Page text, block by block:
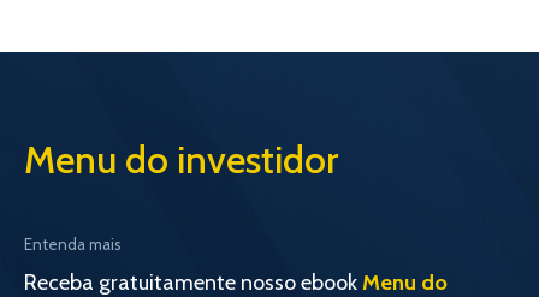
Menu do investidor
Entenda mais
Receba gratuitamente nosso ebookMenu do